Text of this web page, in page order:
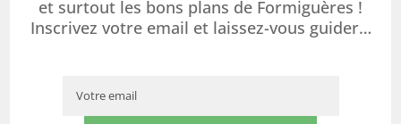
et surtout les bons plans de Formiguères !
Inscrivez votre email et laissez-vous guider…